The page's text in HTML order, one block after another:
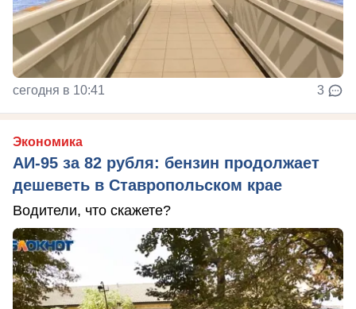
сегодня в 10:41 3
Экономика
АИ-95 за 82 рубля: бензин продолжает
дешеветь в Ставропольском крае
Водители, что скажете?